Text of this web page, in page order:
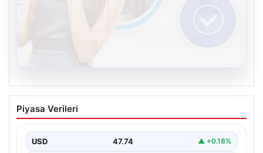
Kelebek chat adresi İle Sanal İletişimin
Seviyeli Adresi Ve Sohbet Deneyimi
kurması kritik bir değer barındırmaktadır. Güncel
olarak…
Piyasa Verileri
USD 47.74 ▲ +0.18%